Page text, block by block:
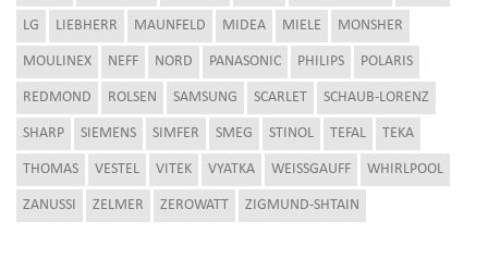
LG LIEBHERR MAUNFELD MIDEA MIELE MONSHER
MOULINEX NEFF NORD PANASONIC PHILIPS POLARIS
REDMOND ROLSEN SAMSUNG SCARLET SCHAUB-LORENZ
SHARP SIEMENS SIMFER SMEG STINOL TEFAL TEKA
THOMAS VESTEL VITEK VYATKA WEISSGAUFF WHIRLPOOL
ZANUSSI ZELMER ZEROWATT ZIGMUND-SHTAIN